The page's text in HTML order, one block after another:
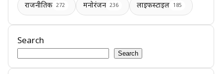
राजनीतिक 272 मनोरंजन 236 लाइफस्टाइल 185
Search
Search